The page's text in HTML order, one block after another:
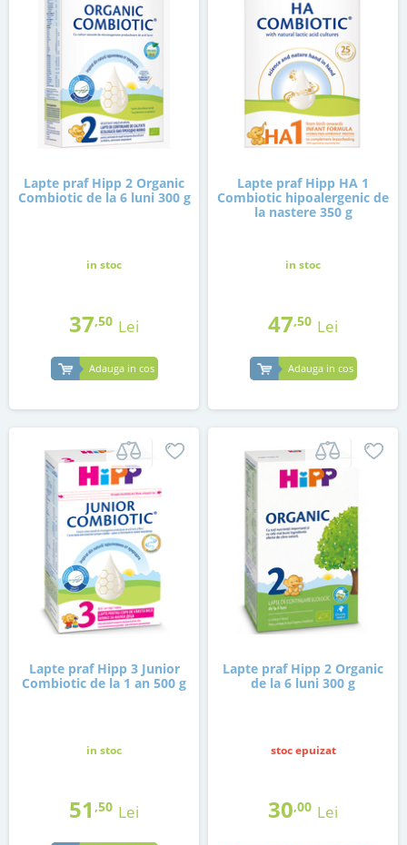
Lapte praf Hipp 2 Organic
Combiotic de la 6 luni 300 g
in stoc
37,50 Lei
Adauga in cos
Lapte praf Hipp HA 1
Combiotic hipoalergenic de
la nastere 350 g
in stoc
47,50 Lei
Adauga in cos
Lapte praf Hipp 3 Junior
Combiotic de la 1 an 500 g
in stoc
51 ,50 Lei
Lapte praf Hipp 2 Organic
de la 6 luni 300 g
stoc epuizat
30,00 Lei